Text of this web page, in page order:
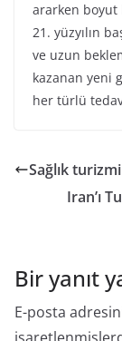
ararken boyut
21. yüzyılın
ve uzun
kazanan yeni
her türlü
Sağlık turizmi
Iran’ı
Bir yanıt
E-posta